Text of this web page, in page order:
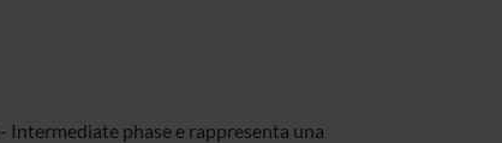
Intermediate phase e rappresenta una